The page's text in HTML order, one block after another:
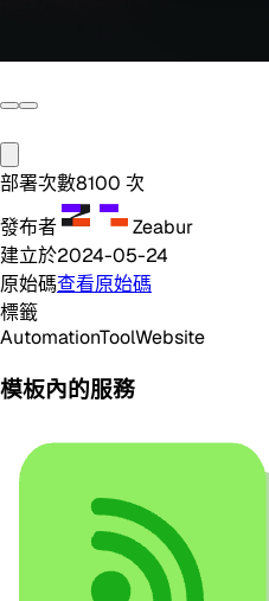
部署次數8100 次
發布者
Zeabur
建立於2024-05-24
原始碼查看原始碼
標籤
AutomationToolWebsite
模板內的服務